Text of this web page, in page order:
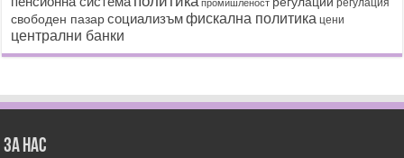
промишленост
свободен пазар социализъмфискална политика цени
централни банки
ЗА НАС